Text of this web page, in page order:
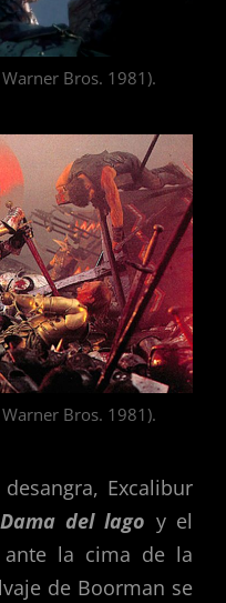
Bros. 1981).
Bros. 1981).
Excalibur
Dama del lago y el
ante la cima de la
de Boorman se